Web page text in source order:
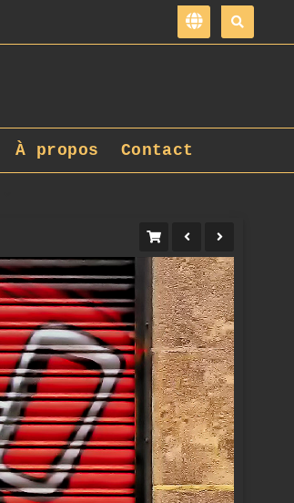
À propos Contact